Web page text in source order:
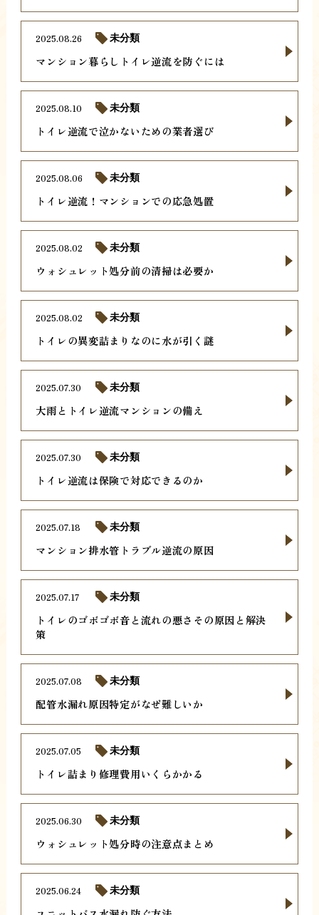
マンション暮らしトイレ逆流を防ぐには
2025.08.26 未分類
トイレ逆流で泣かないための業者選び
2025.08.10 未分類
トイレ逆流！マンションでの応急処置
2025.08.06 未分類
ウォシュレット処分前の清掃は必要か
2025.08.02 未分類
トイレの異変詰まりなのに水が引く謎
2025.08.02 未分類
大雨とトイレ逆流マンションの備え
2025.07.30 未分類
トイレ逆流は保険で対応できるのか
2025.07.30 未分類
マンション排水管トラブル逆流の原因
2025.07.18 未分類
トイレのゴボゴボ音と流れの悪さその原因と解決
策
2025.07.17 未分類
配管水漏れ原因特定がなぜ難しいか
2025.07.08 未分類
トイレ詰まり修理費用いくらかかる
2025.07.05 未分類
ウォシュレット処分時の注意点まとめ
2025.06.30 未分類
2025.06.24 未分類